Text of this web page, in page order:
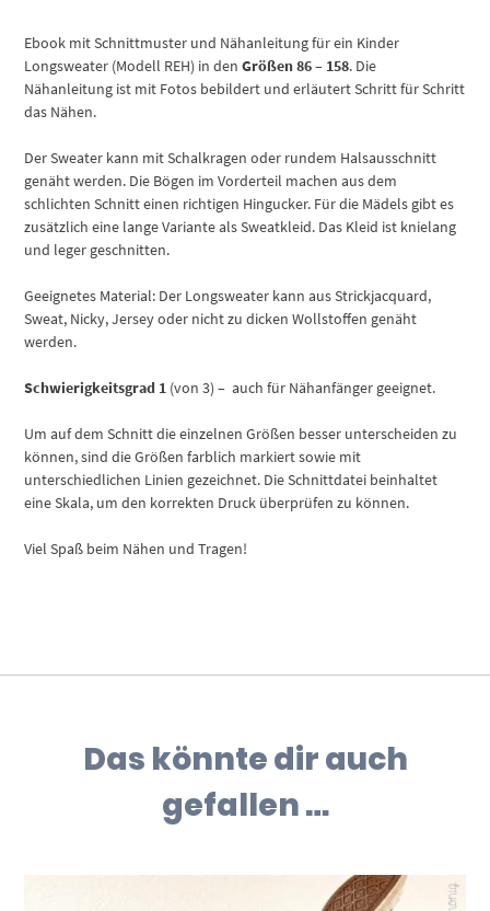
Ebook mit Schnittmuster und Nähanleitung für ein Kinder
Longsweater (Modell REH) in denGrößen 86 – 158. Die
Nähanleitung ist mit Fotos bebildert und erläutert Schritt für Schritt
das Nähen.
Der Sweater kann mit Schalkragen oder rundem Halsausschnitt
genäht werden. Die Bögen im Vorderteil machen aus dem
schlichten Schnitt einen richtigen Hingucker. Für die Mädels gibt es
zusätzlich eine lange Variante als Sweatkleid. Das Kleid ist knielang
und leger geschnitten.
Geeignetes Material: Der Longsweater kann aus Strickjacquard,
Sweat, Nicky, Jersey oder nicht zu dicken Wollstoffen genäht
werden.
Schwierigkeitsgrad 1 (von 3) – auch für Nähanfänger geeignet.
Um auf dem Schnitt die einzelnen Größen besser unterscheiden zu
können, sind die Größen farblich markiert sowie mit
unterschiedlichen Linien gezeichnet. Die Schnittdatei beinhaltet
eine Skala, um den korrekten Druck überprüfen zu können.
Viel Spaß beim Nähen und Tragen!
Das könnte dir auch
gefallen …